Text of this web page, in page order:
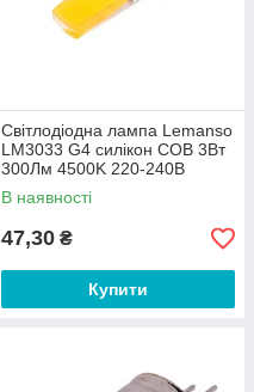
Світлодіодна лампа Lemanso
LM3033 G4 силікон COB 3Вт
300Лм 4500K 220-240В
В наявності
47,30 ₴
Купити